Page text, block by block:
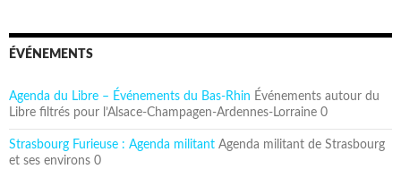
ÉVÉNEMENTS
Agenda du Libre – Événements du Bas-Rhin Événements autour du
Libre filtrés pour l’Alsace-Champagen-Ardennes-Lorraine 0
Strasbourg Furieuse : Agenda militant Agenda militant de Strasbourg
et ses environs 0